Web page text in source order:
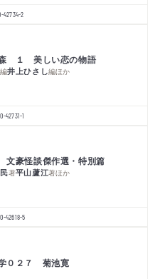
42734-2
１ 美しい恋の物語
編井上ひさし編ほか
42731-1
豪怪談傑作選・特別篇
著平山蘆江著ほか
42618-5
０２７ 菊池寛